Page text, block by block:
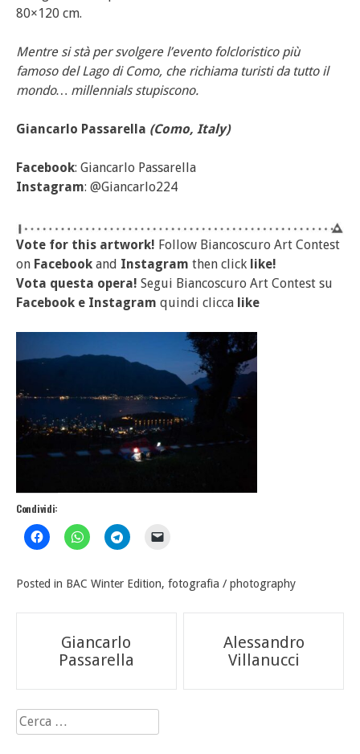
80×120 cm.
Mentre si stà per svolgere l’evento folcloristico più
famoso del Lago di Como, che richiama turisti da tutto il
mondo… millennials stupiscono.
Giancarlo Passarella (Como, Italy)
Facebook: Giancarlo Passarella
Instagram: @Giancarlo224
Vote for this artwork! Follow Biancoscuro Art Contest
on Facebook and Instagram then click like!
Vota questa opera! Segui Biancoscuro Art Contest su
Facebook e Instagram quindi clicca like
Condividi:
Posted in BAC Winter Edition, fotografia / photography
Navigazione
articoli
Giancarlo
Passarella
Alessandro
Villanucci
Ricerca
per: